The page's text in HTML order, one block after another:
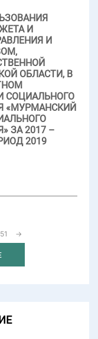
И
И
ОБЛАСТИ, В
СОЦИАЛЬНОГО
«МУРМАНСКИЙ
ЗА 2017 –
2019
51 →